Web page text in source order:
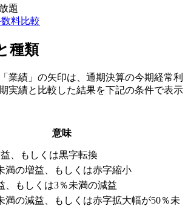
題
料比較
種類
業績」の矢印は、通期決算の今期経常利
実績と比較した結果を下記の条件で表示
意味
、もしくは黒字転換
満の増益、もしくは赤字縮小
、もしくは3％未満の減益
満の減益、もしくは赤字拡大幅が50％未